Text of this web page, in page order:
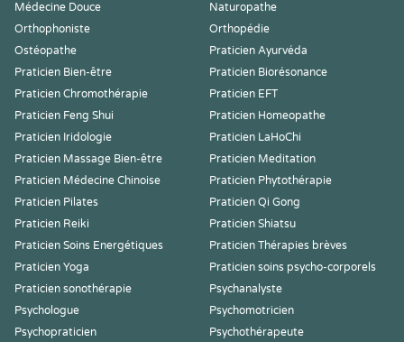
Médecine Douce
Naturopathe
Orthophoniste
Orthopédie
Ostéopathe
Praticien Ayurvéda
Praticien Bien-être
Praticien Biorésonance
Praticien Chromothérapie
Praticien EFT
Praticien Feng Shui
Praticien Homeopathe
Praticien Iridologie
Praticien LaHoChi
Praticien Massage Bien-être
Praticien Meditation
Praticien Médecine Chinoise
Praticien Phytothérapie
Praticien Pilates
Praticien Qi Gong
Praticien Reiki
Praticien Shiatsu
Praticien Soins Energétiques
Praticien Thérapies brèves
Praticien Yoga
Praticien soins psycho-corporels
Praticien sonothérapie
Psychanalyste
Psychologue
Psychomotricien
Psychopraticien
Psychothérapeute